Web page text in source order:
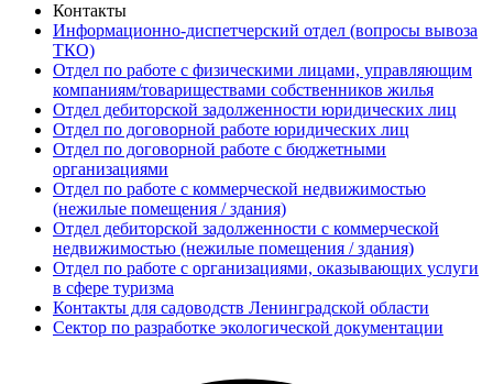
Контакты
Информационно-диспетчерский отдел (вопросы вывоза
ТКО)
Отдел по работе с физическими лицами, управляющим
компаниям/товариществами собственников жилья
Отдел дебиторской задолженности юридических лиц
Отдел по договорной работе юридических лиц
Отдел по договорной работе с бюджетными
организациями
Отдел по работе с коммерческой недвижимостью
(нежилые помещения / здания)
Отдел дебиторской задолженности с коммерческой
недвижимостью (нежилые помещения / здания)
Отдел по работе с организациями, оказывающих услуги
в сфере туризма
Контакты для садоводств Ленинградской области
Сектор по разработке экологической документации